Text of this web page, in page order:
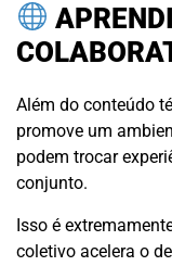
Além do conteúdo
promove um
podem trocar
conjunto.
Isso é
coletivo acelera o